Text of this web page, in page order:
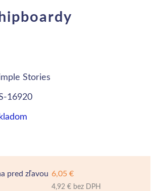
Stories
16920
pred zľavou 6,05 €
4,92 € bez DPH